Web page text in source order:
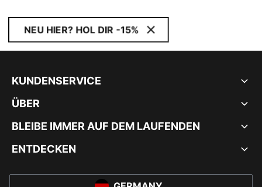
NEU HIER? HOL DIR -15%
KUNDENSERVICE
ÜBER
BLEIBE IMMER AUF DEM LAUFENDEN
ENTDECKEN